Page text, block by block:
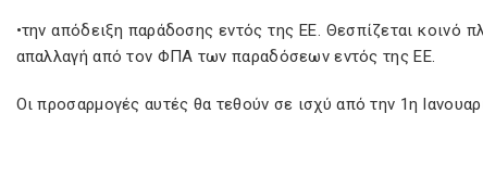
•την απόδειξη παράδοσης εντός της ΕΕ. Θεσπίζεται κοινό
απαλλαγή από τον ΦΠΑ των παραδόσεων εντός της ΕΕ.
Οι προσαρμογές αυτές θα τεθούν σε ισχύ από την 1η